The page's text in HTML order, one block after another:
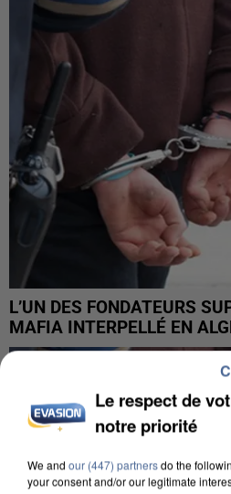
L’UN DES FONDATEURS
MAFIA INTERPELLÉ EN
Le respect de
notre priorité
We and our (447) partnersdo the
your consent and/or our legitimate